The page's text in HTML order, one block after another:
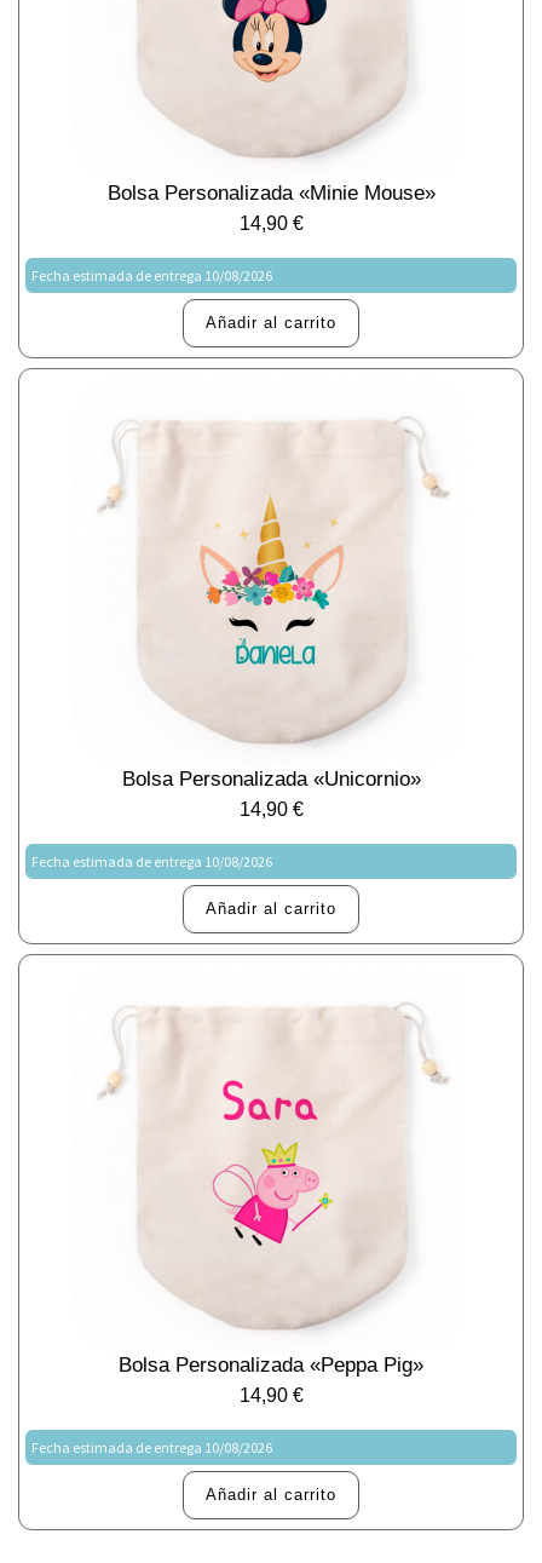
Bolsa Personalizada «Minie Mouse»
14,90 €
Fecha estimada de entrega 10/08/2026
Añadir al carrito
Bolsa Personalizada «Unicornio»
14,90 €
Fecha estimada de entrega 10/08/2026
Añadir al carrito
Bolsa Personalizada «Peppa Pig»
14,90 €
Fecha estimada de entrega 10/08/2026
Añadir al carrito